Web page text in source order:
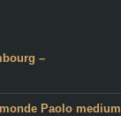
–
Paolo medium